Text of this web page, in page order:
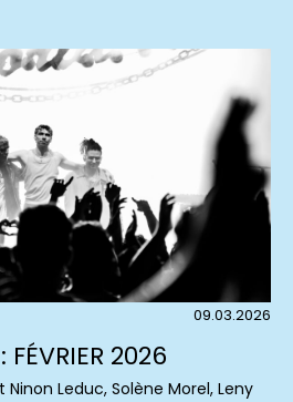
09.03.2026
FÉVRIER 2026
Leduc, Solène Morel, Leny